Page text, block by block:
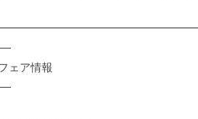
ェア情報